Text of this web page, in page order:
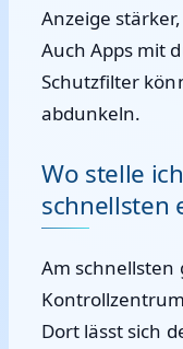
Anzeige
Auch Apps mit
Schutzfilter
abdunkeln.
Wo stelle
schnellsten
Am schnellsten
Dort lässt sich